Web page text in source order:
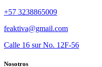
+57 3238865009
feaktiva@gmail.com
Calle 16 sur No. 12F-56
Nosotros